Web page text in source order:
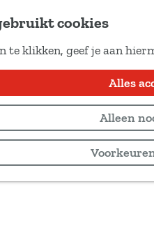
cookies
te klikken, geef je aan
Alles
Alleen